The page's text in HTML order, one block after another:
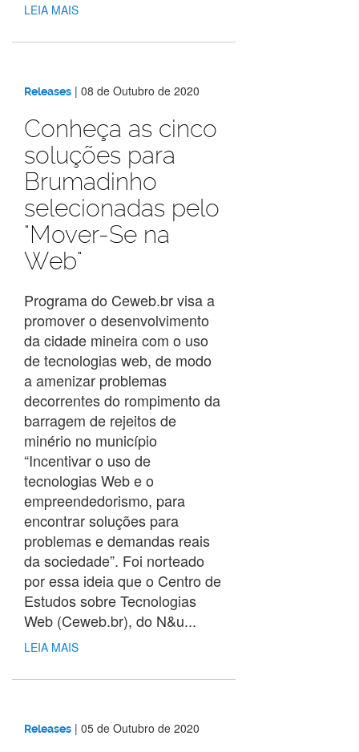
LEIA MAIS
Releases | 08 de Outubro de 2020
Conheça as cinco
soluções para
Brumadinho
selecionadas pelo
"Mover-Se na
Web"
Programa do Ceweb.br visa a
promover o desenvolvimento
da cidade mineira com o uso
de tecnologias web, de modo
a amenizar problemas
decorrentes do rompimento da
barragem de rejeitos de
minério no município
“Incentivar o uso de
tecnologias Web e o
empreendedorismo, para
encontrar soluções para
problemas e demandas reais
da sociedade”. Foi norteado
por essa ideia que o Centro de
Estudos sobre Tecnologias
Web (Ceweb.br), do N&u...
LEIA MAIS
Releases | 05 de Outubro de 2020